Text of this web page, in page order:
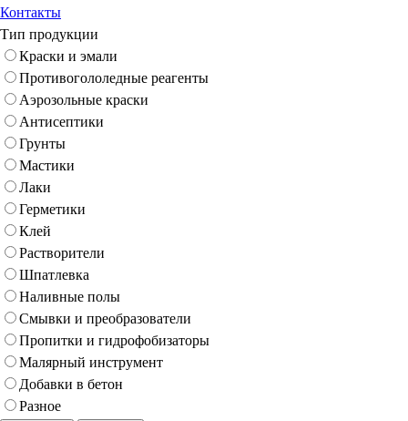
Контакты
Тип продукции
Краски и эмали
Противогололедные реагенты
Аэрозольные краски
Антисептики
Грунты
Мастики
Лаки
Герметики
Клей
Растворители
Шпатлевка
Наливные полы
Смывки и преобразователи
Пропитки и гидрофобизаторы
Малярный инструмент
Добавки в бетон
Разное